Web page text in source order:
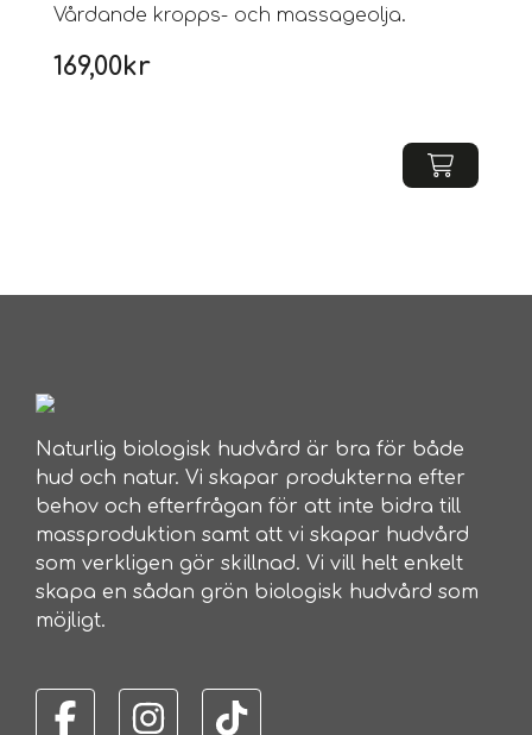
Vårdande kropps- och massageolja.
169,00kr
Naturlig biologisk hudvård är bra för både
hud och natur. Vi skapar produkterna efter
behov och efterfrågan för att inte bidra till
massproduktion samt att vi skapar hudvård
som verkligen gör skillnad. Vi vill helt enkelt
skapa en sådan grön biologisk hudvård som
möjligt.